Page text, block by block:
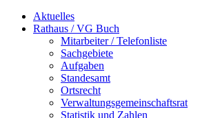
Aktuelles
Rathaus / VG Buch
Mitarbeiter / Telefonliste
Sachgebiete
Aufgaben
Standesamt
Ortsrecht
Verwaltungsgemeinschaftsrat
Statistik und Zahlen